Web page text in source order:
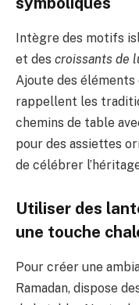
Intègre des motifs
et des croissants de
Ajoute des
rappellent les
chemins de table
pour des assiettes
de célébrer
Utiliser des
une touche
Pour créer une
Ramadan, dispose